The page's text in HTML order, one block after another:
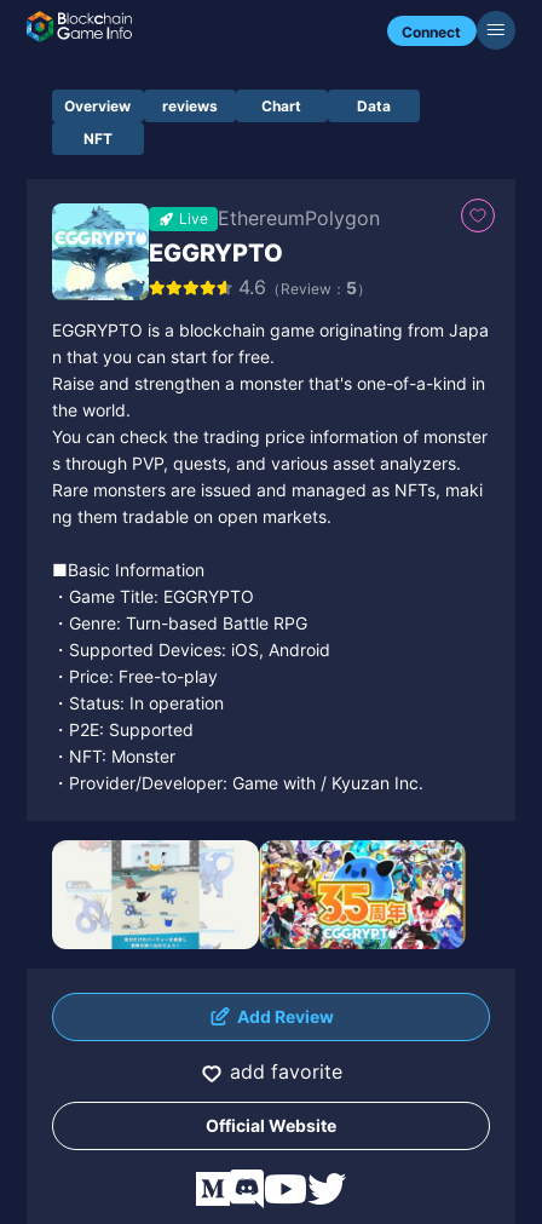
Connect
Overview reviews Chart
Data
NFT
Live EthereumPolygon
EGGRYPTO
4.6 （Review： 5）
EGGRYPTO is a blockchain game originating from Japa
n that you can start for free.
Raise and strengthen a monster that's one-of-a-kind in
the world.
You can check the trading price information of monster
s through PVP, quests, and various asset analyzers.
Rare monsters are issued and managed as NFTs, maki
ng them tradable on open markets.
■Basic Information
・Game Title: EGGRYPTO
・Genre: Turn-based Battle RPG
・Supported Devices: iOS, Android
・Price: Free-to-play
・Status: In operation
・P2E: Supported
・NFT: Monster
・Provider/Developer: Game with / Kyuzan Inc.
Add Review
add favorite
Official Website